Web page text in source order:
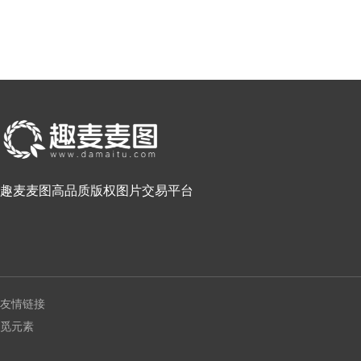
趣麦麦图高品质版权图片交易平台
友情链接
觅元素